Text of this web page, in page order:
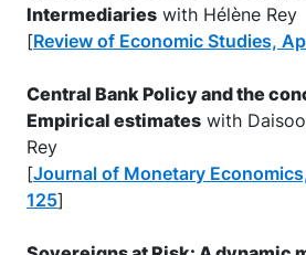
Intermediaries with Hélène Rey
[Review of Economic Studies,
Central Bank Policy and the
Empirical estimates with
Rey
[Journal of Monetary
125]